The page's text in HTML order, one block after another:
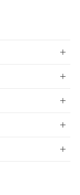
を証明す
証明する
テル類４
期間は出
から備考
替を完了
ない限
おりま